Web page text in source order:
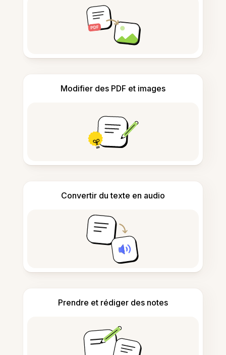
Modifier des PDF et images
Convertir du texte en audio
Prendre et rédiger des notes